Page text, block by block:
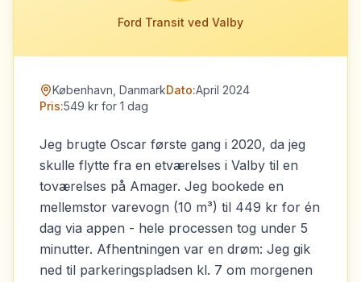
Ford Transit ved Valby
København, DanmarkDato:April 2024
Pris:549 kr for 1 dag
Jeg brugte Oscar første gang i 2020, da jeg
skulle flytte fra en etværelses i Valby til en
toværelses på Amager. Jeg bookede en
mellemstor varevogn (10 m³) til 449 kr for én
dag via appen - hele processen tog under 5
minutter. Afhentningen var en drøm: Jeg gik
ned til parkeringspladsen kl. 7 om morgenen